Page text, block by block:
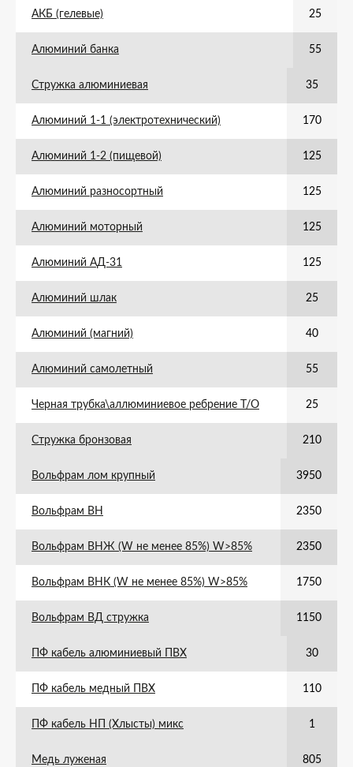
АКБ (гелевые) 25
Алюминий банка 55
Стружка алюминиевая 35
Алюминий 1-1 (электротехнический) 170
Алюминий 1-2 (пищевой) 125
Алюминий разносортный 125
Алюминий моторный 125
Алюминий АД-31 125
Алюминий шлак 25
Алюминий (магний) 40
Алюминий самолетный 55
Черная трубка\аллюминиевое ребрение Т/О 25
Стружка бронзовая 210
Вольфрам лом крупный 3950
Вольфрам ВН 2350
Вольфрам ВНЖ (W не менее 85%) W>85% 2350
Вольфрам ВНК (W не менее 85%) W>85% 1750
Вольфрам ВД стружка 1150
ПФ кабель алюминиевый ПВХ 30
ПФ кабель медный ПВХ 110
ПФ кабель НП (Хлысты) микс 1
Медь луженая 805